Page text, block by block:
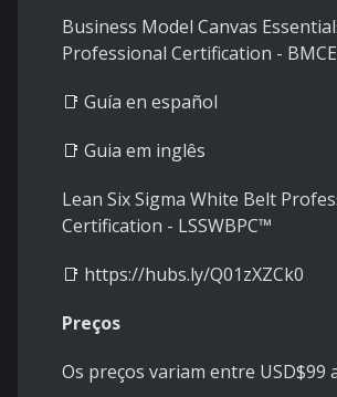
Business Model Canvas
Professional Certification -
📑 Guía en español
📑 Guia em inglês
Lean Six Sigma White Belt
Certification - LSSWBPC™
📑 https://hubs.ly/Q01zXZCk0
Preços
Os preços variam entre USD$99